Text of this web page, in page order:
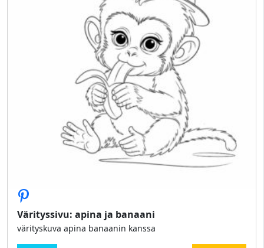
Värityssivu: apina ja banaani
värityskuva apina banaanin kanssa